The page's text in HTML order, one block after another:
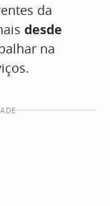
da
desde
na